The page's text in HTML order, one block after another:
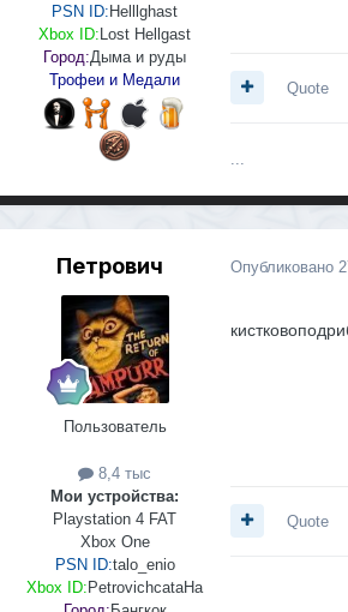
PSN ID: Helllghast
Xbox ID: Lost Hellgast
Город:Дыма и руды
Трофеи и Медали
Quote
Петрович
Пользователь
8,4 тыс
Мои устройства:
Playstation 4 FAT
Xbox One
PSN ID:talo_enio
Xbox ID: PetrovichcataHa
Опубликовано
Quote